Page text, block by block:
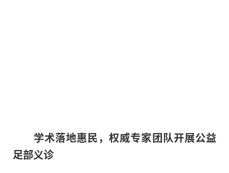
学术落地惠民，权威专家团队开展公益
足部义诊